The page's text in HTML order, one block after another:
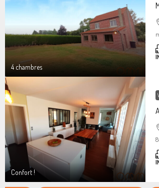
4 chambres
Confort !